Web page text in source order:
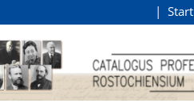
Start